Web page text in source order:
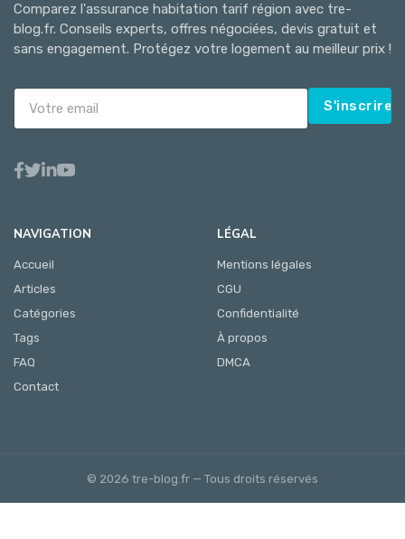
Comparez l'assurance habitation tarif région avec tre-
blog.fr. Conseils experts, offres négociées, devis gratuit et
sans engagement. Protégez votre logement au meilleur prix !
S'inscrire
NAVIGATION
Accueil
Articles
Catégories
Tags
FAQ
Contact
LÉGAL
Mentions légales
CGU
Confidentialité
À propos
DMCA
© 2026 tre-blog.fr — Tous droits réservés